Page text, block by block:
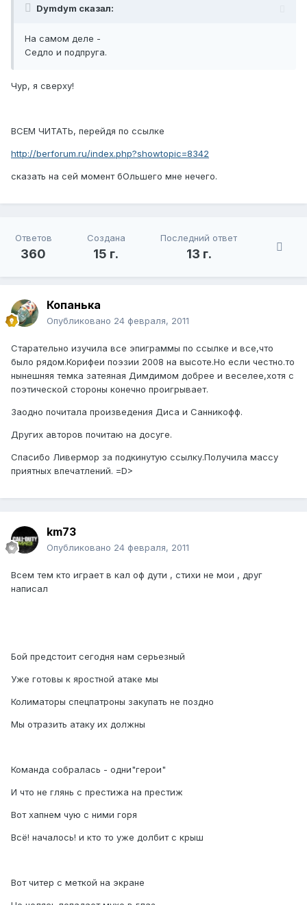
Dymdym сказал:
На самом деле -
Седло и подпруга.
Чур, я сверху!
ВСЕМ ЧИТАТЬ, перейдя по ссылке
http://berforum.ru/index.php?showtopic=8342
сказать на сей момент бОльшего мне нечего.
Ответов
360
Создана
15 г.
Последний ответ
13 г.
Копанька
Опубликовано 24 февраля, 2011
Старательно изучила все эпиграммы по ссылке и все,что
было рядом.Корифеи поэзии 2008 на высоте.Но если честно.то
нынешняя темка затеяная Димдимом добрее и веселее,хотя с
поэтической стороны конечно проигрывает.
Заодно почитала произведения Диса и Санникофф.
Других авторов почитаю на досуге.
Спасибо Ливермор за подкинутую ссылку.Получила массу
приятных впечатлений. =D>
km73
Опубликовано 24 февраля, 2011
Всем тем кто играет в кал оф дути , стихи не мои , друг
написал
Бой предстоит сегодня нам серьезный
Уже готовы к яростной атаке мы
Колиматоры спецпатроны закупать не поздно
Мы отразить атаку их должны
Команда собралась - одни"герои"
И что не глянь с престижа на престиж
Вот хапнем чую с ними горя
Всё! началось! и кто то уже долбит с крыш
Вот читер с меткой на экране